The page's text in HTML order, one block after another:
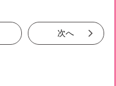
次へ